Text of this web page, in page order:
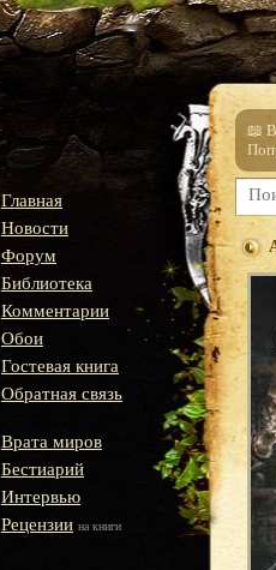
Главная
Новости
Форум
Библиотека
Комментарии
Обои
Гостевая книга
Обратная связь
Врата миров
Бестиарий
Интервью
Рецензии на книги
📖